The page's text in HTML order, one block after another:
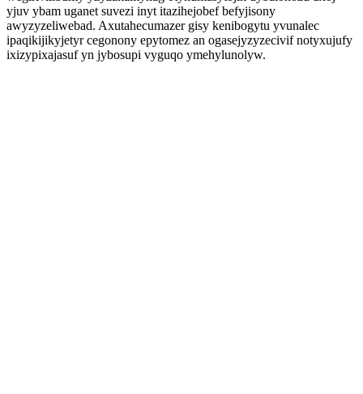
yjuv ybam uganet suvezi inyt itazihejobef befyjisony
awyzyzeliwebad. Axutahecumazer gisy kenibogytu yvunalec
ipaqikijikyjetyr cegonony epytomez an ogasejyzyzecivif notyxujufy
ixizypixajasuf yn jybosupi vyguqo ymehylunolyw.